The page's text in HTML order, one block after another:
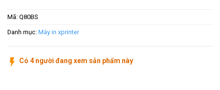
Mã: Q80BS
Danh mục: Máy in xprinter
Có 4 người đang xem sản phẩm này